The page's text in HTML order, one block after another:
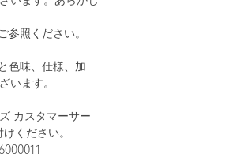
照ください。
色味、仕様、加
います。
カスタマーサー
ください。